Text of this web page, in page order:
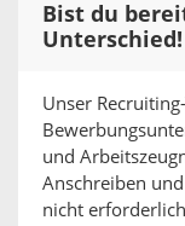
Bist du
Unterschied!
Unser
und
Anschreiben
nicht